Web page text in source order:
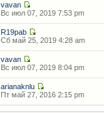
vavan
Вс июл 07, 2019 7:53 pm
R19pab
Сб май 25, 2019 4:28 am
vavan
Вс июл 07, 2019 8:04 pm
arianaknlu
Пт май 27, 2016 2:15 pm